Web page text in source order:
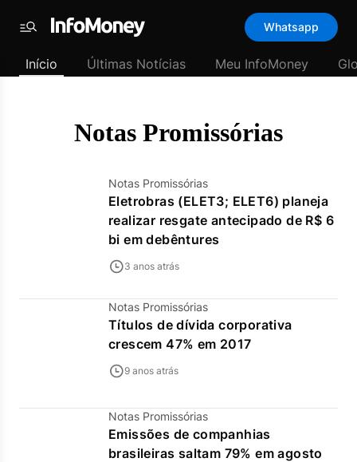
padrão
Últimas
Menu
Whatsapp
Início Últimas Notícias Meu InfoMoney
Notas Promissórias
Notas Promissórias
Eletrobras (ELET3; ELET6) planeja
realizar resgate antecipado de R$ 6
bi em debêntures
3 anos atrás
Notas Promissórias
Títulos de dívida corporativa
crescem 47% em 2017
9 anos atrás
Notas Promissórias
Emissões de companhias
brasileiras saltam 79% em agosto